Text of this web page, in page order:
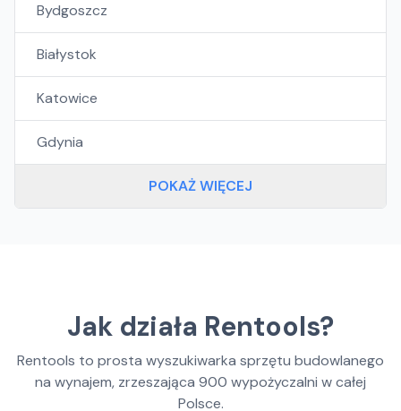
Bydgoszcz
Białystok
Katowice
Gdynia
POKAŻ WIĘCEJ
Jak działa Rentools?
Rentools to prosta wyszukiwarka sprzętu budowlanego
na wynajem, zrzeszająca 900 wypożyczalni w całej
Polsce.